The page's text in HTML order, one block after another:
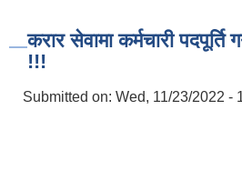
करार सेवामा कर्मचारी पदपूर्ति
!!!
Submitted on: Wed, 11/23/2022 -